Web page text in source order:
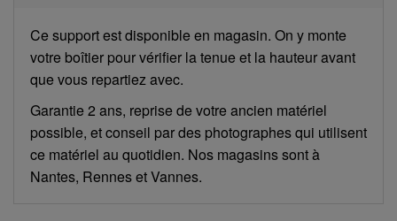
Ce support est disponible en magasin. On y monte
votre boîtier pour vérifier la tenue et la hauteur avant
que vous repartiez avec.
Garantie 2 ans, reprise de votre ancien matériel
possible, et conseil par des photographes qui utilisent
ce matériel au quotidien. Nos magasins sont à
Nantes, Rennes et Vannes.